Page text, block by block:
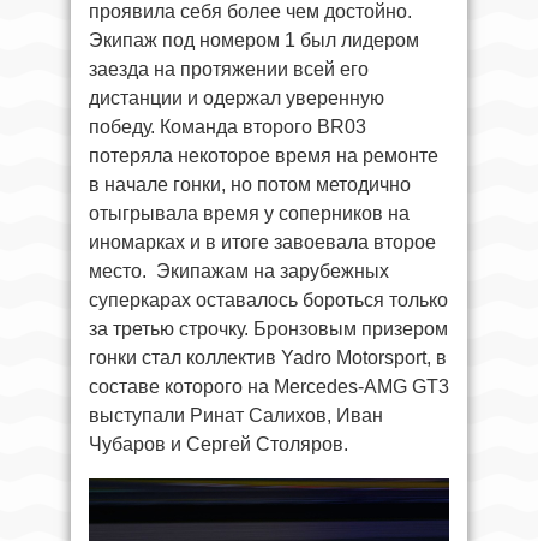
проявила себя более чем достойно.
Экипаж под номером 1 был лидером
заезда на протяжении всей его
дистанции и одержал уверенную
победу. Команда второго BR03
потеряла некоторое время на ремонте
в начале гонки, но потом методично
отыгрывала время у соперников на
иномарках и в итоге завоевала второе
место. Экипажам на зарубежных
суперкарах оставалось бороться только
за третью строчку. Бронзовым призером
гонки стал коллектив Yadro Motorsport, в
составе которого на Mercedes-AMG GT3
выступали Ринат Салихов, Иван
Чубаров и Сергей Столяров.